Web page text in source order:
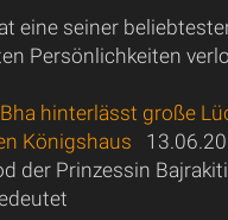
eine seiner
Persönlichkeiten
hinterlässt große
Königshaus
der Prinzessin